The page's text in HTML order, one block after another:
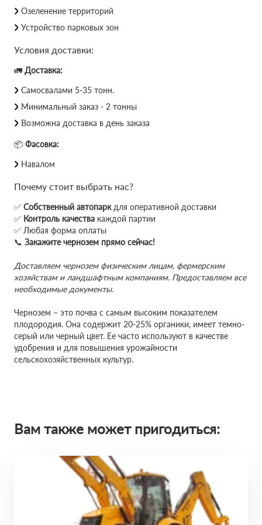
Озеленение территорий
Устройство парковых зон
Условия доставки:
🚛 Доставка:
Самосвалами 5-35 тонн.
Минимальный заказ - 2 тонны
Возможна доставка в день заказа
📦 Фасовка:
Навалом
Почему стоит выбрать нас?
✅ Собственный автопаркдля оперативной доставки
✅ Контроль качества каждой партии
✅ Любая форма оплаты
📞 Закажите чернозем прямо сейчас!
Доставляем чернозем физическим лицам, фермерским
хозяйствам и ландшафтным компаниям. Предоставляем все
необходимые документы.
Чернозем – это почва с самым высоким показателем
плодородия. Она содержит 20-25% органики, имеет темно-
серый или черный цвет. Ее часто используют в качестве
удобрения и для повышения урожайности
сельскохозяйственных культур.
Вам также может пригодиться: